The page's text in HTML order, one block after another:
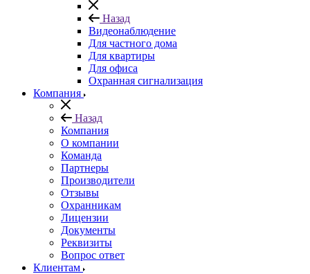
Назад
Видеонаблюдение
Для частного дома
Для квартиры
Для офиса
Охранная сигнализация
Компания
Назад
Компания
О компании
Команда
Партнеры
Производители
Отзывы
Охранникам
Лицензии
Документы
Реквизиты
Вопрос ответ
Клиентам